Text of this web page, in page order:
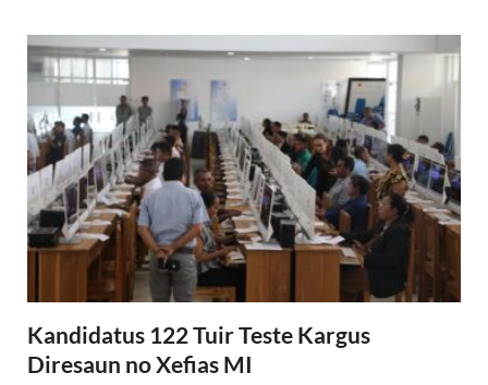
Kandidatus 122 Tuir Teste Kargus
Diresaun no Xefias MI